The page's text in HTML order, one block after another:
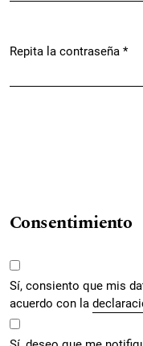
Repita la contraseña *
Consentimiento
Sí, consiento que mis
acuerdo con la